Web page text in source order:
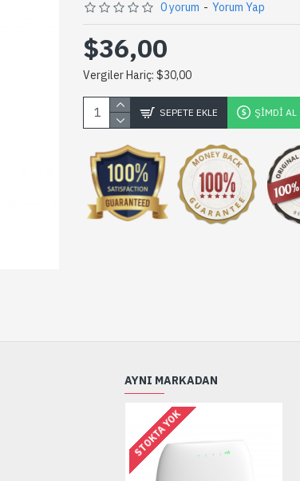
0 yorum - Yorum Yap
$36,00
Vergiler Hariç: $30,00
SEPETE EKLE ŞIMDI AL
AYNI MARKADAN
STOKTA YOK